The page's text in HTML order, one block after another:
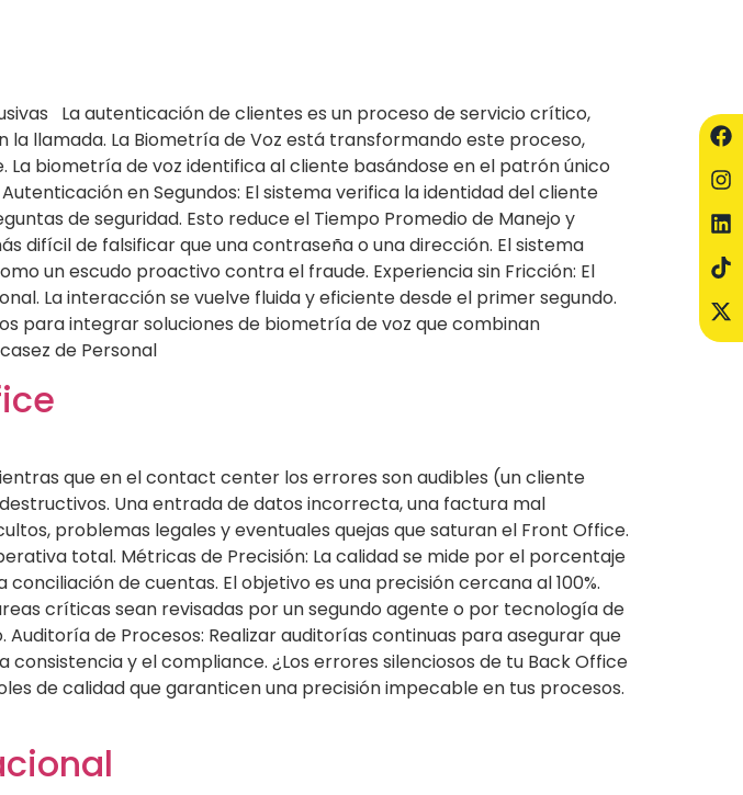
La autenticación de clientes es un proceso de servicio crítico,
llamada. La Biometría de Voz está transformando este proceso,
biometría de voz identifica al cliente basándose en el patrón único
en Segundos: El sistema verifica la identidad del cliente
de seguridad. Esto reduce el Tiempo Promedio de Manejo y
difícil de falsificar que una contraseña o una dirección. El sistema
un escudo proactivo contra el fraude. Experiencia sin Fricción: El
La interacción se vuelve fluida y eficiente desde el primer segundo.
para integrar soluciones de biometría de voz que combinan
de Personal
que en el contact center los errores son audibles (un cliente
Una entrada de datos incorrecta, una factura mal
problemas legales y eventuales quejas que saturan el Front Office.
total. Métricas de Precisión: La calidad se mide por el porcentaje
de cuentas. El objetivo es una precisión cercana al 100%.
críticas sean revisadas por un segundo agente o por tecnología de
de Procesos: Realizar auditorías continuas para asegurar que
y el compliance. ¿Los errores silenciosos de tu Back Office
de calidad que garanticen una precisión impecable en tus procesos.